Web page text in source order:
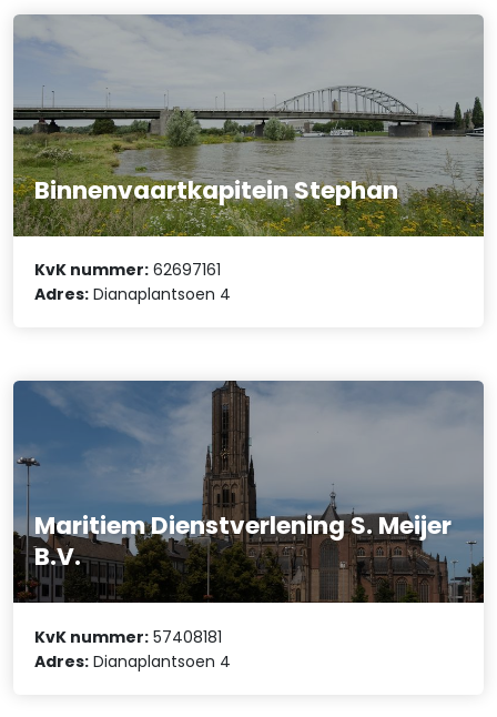
Binnenvaartkapitein Stephan
KvK nummer: 62697161
Adres: Dianaplantsoen 4
Maritiem Dienstverlening S. Meijer
B.V.
KvK nummer: 57408181
Adres: Dianaplantsoen 4